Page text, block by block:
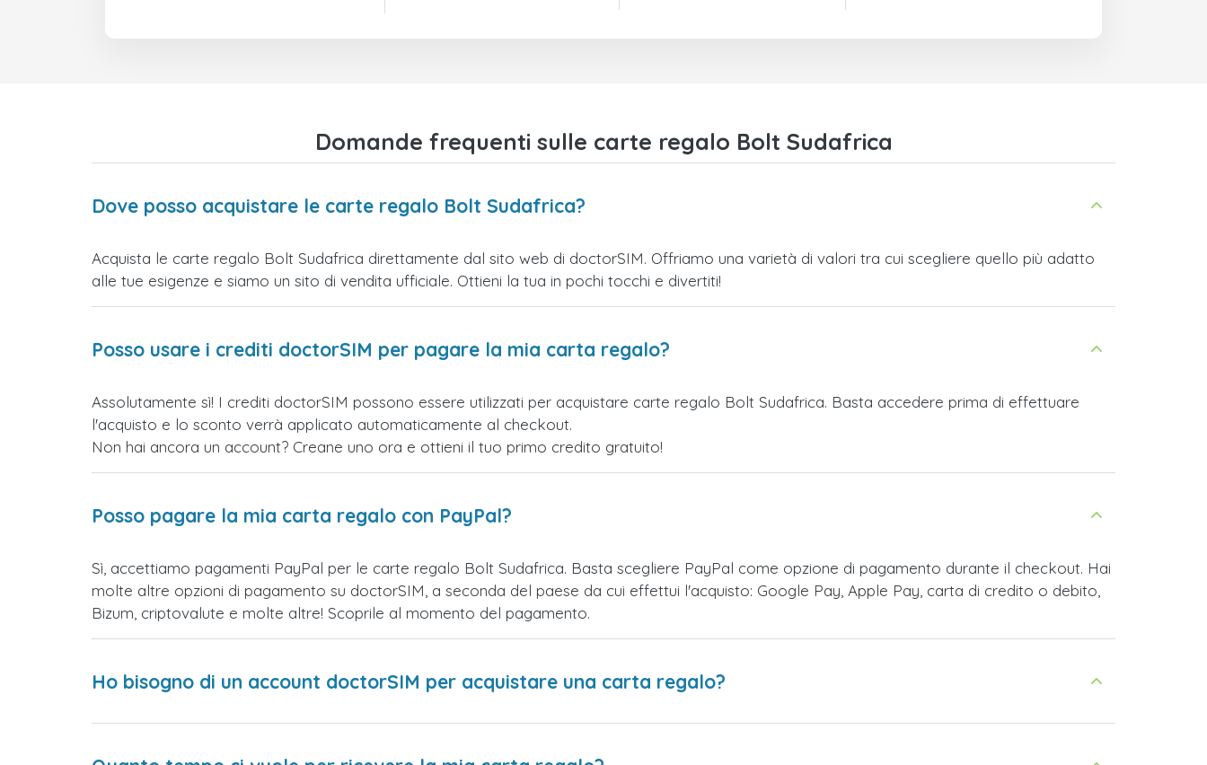
Domande frequenti sulle carte regalo Bolt Sudafrica
Dove posso acquistare le carte regalo Bolt Sudafrica?
Acquista le carte regalo Bolt Sudafrica direttamente dal sito web di doctorSIM. Offriamo una varietà di valori tra cui scegliere quello più adatto
alle tue esigenze e siamo un sito di vendita ufficiale. Ottieni la tua in pochi tocchi e divertiti!
Posso usare i crediti doctorSIM per pagare la mia carta regalo?
Assolutamente sì! I crediti doctorSIM possono essere utilizzati per acquistare carte regalo Bolt Sudafrica. Basta accedere prima di effettuare
l'acquisto e lo sconto verrà applicato automaticamente al checkout.
Non hai ancora un account? Creane uno ora e ottieni il tuo primo credito gratuito!
Posso pagare la mia carta regalo con PayPal?
Sì, accettiamo pagamenti PayPal per le carte regalo Bolt Sudafrica. Basta scegliere PayPal come opzione di pagamento durante il checkout. Hai
molte altre opzioni di pagamento su doctorSIM, a seconda del paese da cui effettui l'acquisto: Google Pay, Apple Pay, carta di credito o debito,
Bizum, criptovalute e molte altre! Scoprile al momento del pagamento.
Ho bisogno di un account doctorSIM per acquistare una carta regalo?